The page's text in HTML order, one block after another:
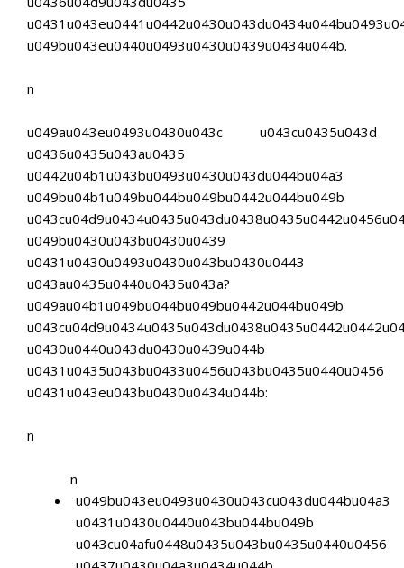
u049bu043eu0440u0493u0430u0439u0434u044b.
n
u049au043eu0493u0430u043c u043cu0435u043d
u0436u0435u043au0435
u0442u04b1u043bu0493u0430u043du044bu04a3
u049bu04b1u049bu044bu049bu0442u044bu049b
u049bu0430u043bu0430u0439
u0431u0430u0493u0430u043bu0430u0443
u043au0435u0440u0435u043a?
u049au04b1u049bu044bu049bu0442u044bu049b
u0430u0440u043du0430u0439u044b
u0431u0435u043bu0433u0456u043bu0435u0440u0456
u0431u043eu043bu0430u0434u044b:
n
n
u049bu043eu0493u0430u043cu043du044bu04a3
u0431u0430u0440u043bu044bu049b
u043cu04afu0448u0435u043bu0435u0440u0456